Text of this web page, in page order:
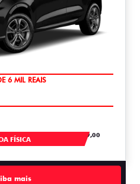
ZERO
PARCELAS DE R$ 1.379,00
FÍSICA
mais